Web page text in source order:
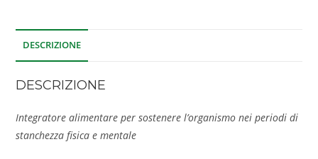
DESCRIZIONE
DESCRIZIONE
Integratore alimentare per sostenere l’organismo nei periodi di
stanchezza fisica e mentale